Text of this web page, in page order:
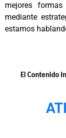
mejores
mediante
estamos
El Contenido